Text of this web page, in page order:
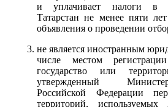
и уплачивает налоги в
Татарстан не менее пяти
объявления о проведении
не является иностранным
числе местом
государство или
утвержденный
Российской Федерации
территорий, используемых